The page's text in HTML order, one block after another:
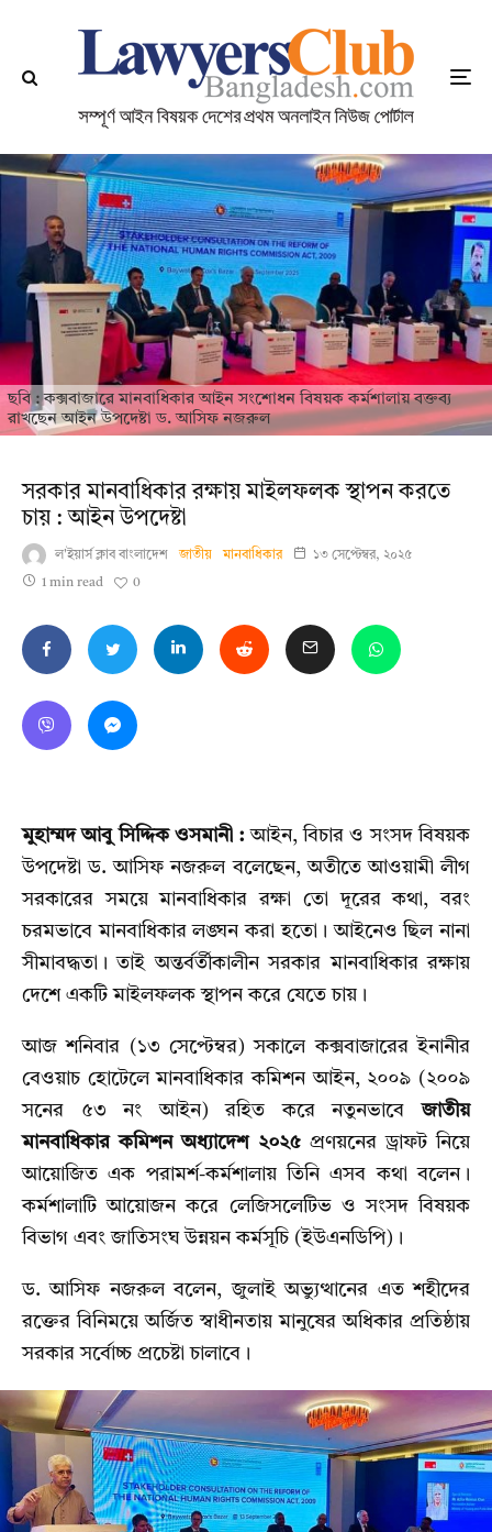
ছবি : কক্সবাজারে মানবাধিকার আইন সংশোধন বিষয়ক কর্মশালায় বক্তব্য
রাখছেন আইন উপদেষ্টা ড. আসিফ নজরুল
সরকার মানবাধিকার রক্ষায় মাইলফলক স্থাপন করতে
চায় : আইন উপদেষ্টা
ল'ইয়ার্স ক্লাব বাংলাদেশ জাতীয় মানবাধিকার ১৩ সেপ্টেম্বর, ২০২৫
1 min read 0
মুহাম্মদ আবু সিদ্দিক ওসমানী :আইন, বিচার ও সংসদ বিষয়ক
উপদেষ্টা ড. আসিফ নজরুল বলেছেন, অতীতে আওয়ামী লীগ
সরকারের সময়ে মানবাধিকার রক্ষা তো দূরের কথা, বরং
চরমভাবে মানবাধিকার লঙ্ঘন করা হতো। আইনেও ছিল নানা
সীমাবদ্ধতা। তাই অন্তর্বর্তীকালীন সরকার মানবাধিকার রক্ষায়
দেশে একটি মাইলফলক স্থাপন করে যেতে চায়।
আজ শনিবার (১৩ সেপ্টেম্বর) সকালে কক্সবাজারের ইনানীর
বেওয়াচ হোটেলে মানবাধিকার কমিশন আইন, ২০০৯ (২০০৯
সনের ৫৩ নং আইন) রহিত করে নতুনভাবেজাতীয়
মানবাধিকার কমিশন অধ্যাদেশ ২০২৫প্রণয়নের ড্রাফট নিয়ে
আয়োজিত এক পরামর্শ-কর্মশালায় তিনি এসব কথা বলেন।
কর্মশালাটি আয়োজন করে লেজিসলেটিভ ও সংসদ বিষয়ক
বিভাগ এবং জাতিসংঘ উন্নয়ন কর্মসূচি (ইউএনডিপি)।
ড. আসিফ নজরুল বলেন, জুলাই অভ্যুত্থানের এত শহীদের
রক্তের বিনিময়ে অর্জিত স্বাধীনতায় মানুষের অধিকার প্রতিষ্ঠায়
সরকার সর্বোচ্চ প্রচেষ্টা চালাবে।